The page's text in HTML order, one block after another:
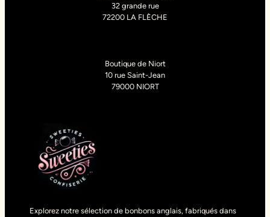
32 grande rue
72200 LA FLÈCHE
Boutique de Niort
10 rue Saint-Jean
79000 NIORT
Explorez notre sélection de bonbons anglais, fabriqués dans